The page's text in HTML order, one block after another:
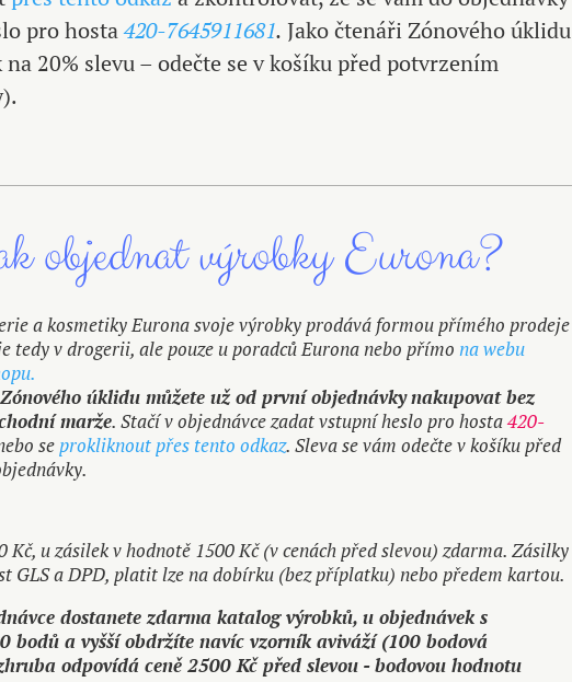
pro hosta420-7645911681. Jako čtenáři Zónového úklidu
20% slevu – odečte se v košíku před potvrzením
objednat výrobky Eurona?
a kosmetiky Eurona svoje výrobky prodává formou přímého prodeje
tedy v drogerii, ale pouze u poradců Eurona nebo přímona webu
úklidu můžete už od první objednávkynakupovat bez
marže. Stačí v objednávce zadat vstupní heslo pro hosta420-
seprokliknout přes tento odkaz. Sleva se vám odečte v košíku před
Kč, u zásilek v hodnotě 1500 Kč (v cenách před slevou) zdarma. Zásilky
GLS a DPD, platit lze na dobírku (bez příplatku) nebo předem kartou.
dostanete zdarma katalog výrobků, u objednávek s
bodů a vyšší obdržíte navíc vzorník aviváží (100 bodová
odpovídá ceně 2500 Kč před slevou - bodovou hodnotu